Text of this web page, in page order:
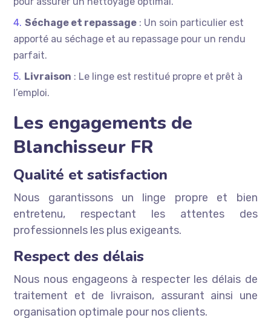
Séchage et repassage : Un soin particulier est
apporté au séchage et au repassage pour un rendu
parfait.
Livraison : Le linge est restitué propre et prêt à
l’emploi.
Les engagements de
Blanchisseur FR
Qualité et satisfaction
Nous garantissons un linge propre et bien
entretenu, respectant les attentes des
professionnels les plus exigeants.
Respect des délais
Nous nous engageons à respecter les délais de
traitement et de livraison, assurant ainsi une
organisation optimale pour nos clients.